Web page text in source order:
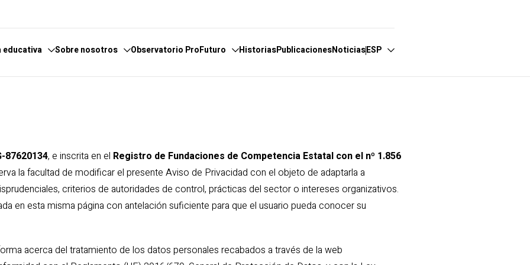
educativa Sobre nosotros
Canal de Denuncias
Observatorio ProFuturo
de temas
Soluciones innovadoras
Experiencias inspiradoras
Tendencias
HistoriasPublicacionesNoticiasESP
Português
87620134, e inscrita en el Registro de Fundaciones de Competencia Estatal con el nº 1.856
la facultad de modificar el presente Aviso de Privacidad con el objeto de adaptarla a
criterios de autoridades de control, prácticas del sector o intereses organizativos.
en esta misma página con antelación suficiente para que el usuario pueda conocer su
acerca del tratamiento de los datos personales recabados a través de la web